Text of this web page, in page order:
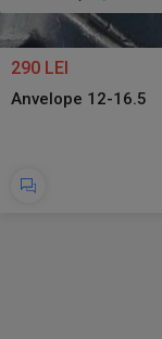
290 LEI
Anvelope 12-16.5